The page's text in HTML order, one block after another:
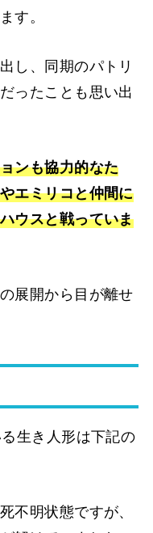
す。
し、同期のパトリ
ったことも思い出
ンも協力的なた
エミリコと仲間に
ウスと戦っていま
展開から目が離せ
生き人形は下記の
不明状態ですが、